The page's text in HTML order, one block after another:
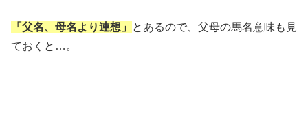
「父名、母名より連想」
とあるので、父母の馬名意味も見
ておくと…。